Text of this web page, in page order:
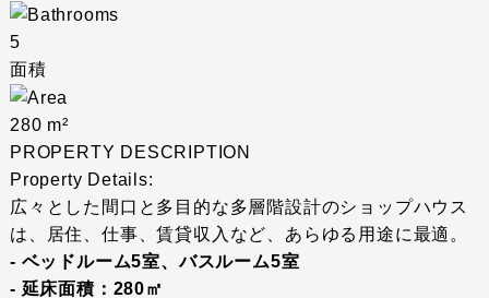
5
面積
280 m²
PROPERTY DESCRIPTION
Property Details:
広々とした間口と多目的な多層階設計のショップハウス
は、居住、仕事、賃貸収入など、あらゆる用途に最適。
- ベッドルーム5室、バスルーム5室
- 延床面積：280㎡